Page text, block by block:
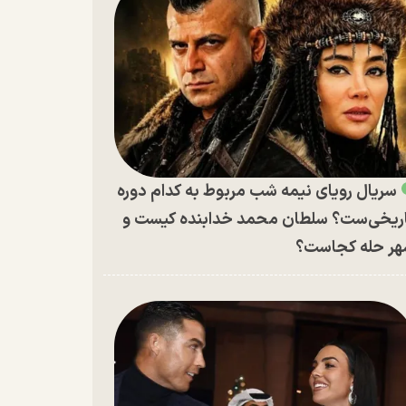
سریال رویای نیمه شب مربوط به کدام دوره
سلطان محمد خدابنده کیست و
حله کجاست؟